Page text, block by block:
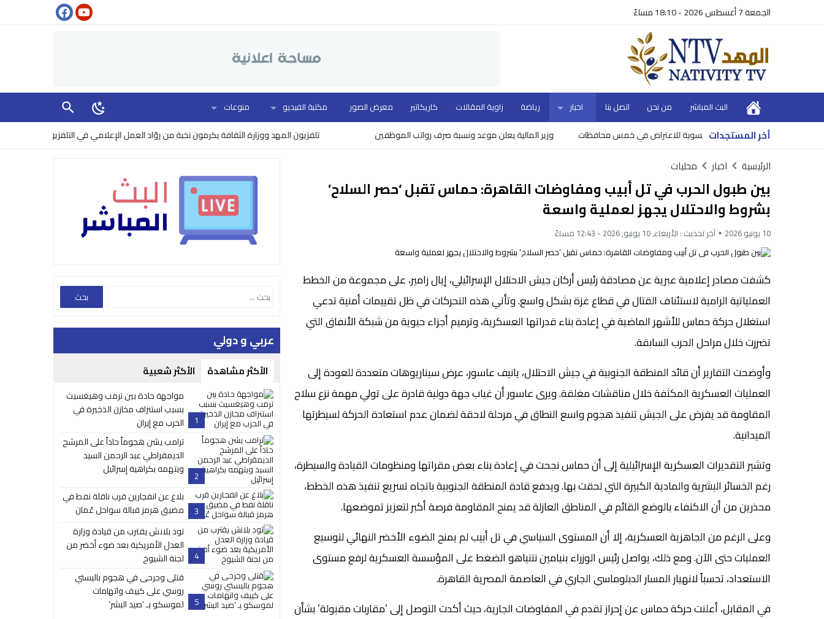
الجمعة 7 أغسطس 2026 - 18:10 مساءً
البث المباشر من نحن اتصل بنا اخبار رياضة زاوية المقالات كاريكاتير معرض الصور مكتبة الفيديو منوعات
أخر المستجدات تلفزيون المهد ووزارة الثقافة يكرمون نخبة من روّاد العمل الإعلامي في التلفزيون أحواض تسوية للاعتراض في خمس محافظات وزير المالية يعلن موعد ونسبة صرف رواتب الموظفين
الرئيسية اخبار محليات
بين طبول الحرب في تل أبيب ومفاوضات القاهرة: حماس تقبل ‘حصر السلاح’
بشروط والاحتلال يجهز لعملية واسعة
10 يونيو 2026 آخر تحديث : الأربعاء, 10 يونيو, 2026 - 12:43 مساءً
كشفت مصادر إعلامية عبرية عن مصادقة رئيس أركان جيش الاحتلال الإسرائيلي، إيال زامير، على مجموعة من الخطط
العملياتية الرامية لاستئناف القتال في قطاع غزة بشكل واسع. وتأتي هذه التحركات في ظل تقييمات أمنية تدعي
استغلال حركة حماس للأشهر الماضية في إعادة بناء قدراتها العسكرية، وترميم أجزاء حيوية من شبكة الأنفاق التي
تضررت خلال مراحل الحرب السابقة.
وأوضحت التقارير أن قائد المنطقة الجنوبية في جيش الاحتلال، يانيف عاسور، عرض سيناريوهات متعددة للعودة إلى
العمليات العسكرية المكثفة خلال مناقشات مغلقة. ويرى عاسور أن غياب جهة دولية قادرة على تولي مهمة نزع سلاح
المقاومة قد يفرض على الجيش تنفيذ هجوم واسع النطاق في مرحلة لاحقة لضمان عدم استعادة الحركة لسيطرتها
الميدانية.
وتشير التقديرات العسكرية الإسرائيلية إلى أن حماس نجحت في إعادة بناء بعض مقراتها ومنظومات القيادة والسيطرة،
رغم الخسائر البشرية والمادية الكبيرة التي لحقت بها. ويدفع قادة المنطقة الجنوبية باتجاه تسريع تنفيذ هذه الخطط،
محذرين من أن الاكتفاء بالوضع القائم في المناطق العازلة قد يمنح المقاومة فرصة أكبر لتعزيز تموضعها.
وعلى الرغم من الجاهزية العسكرية، إلا أن المستوى السياسي في تل أبيب لم يمنح الضوء الأخضر النهائي لتوسيع
العمليات حتى الآن. ومع ذلك، يواصل رئيس الوزراء بنيامين نتنياهو الضغط على المؤسسة العسكرية لرفع مستوى
الاستعداد، تحسباً لانهيار المسار الدبلوماسي الجاري في العاصمة المصرية القاهرة.
في المقابل، أعلنت حركة حماس عن إحراز تقدم في المفاوضات الجارية، حيث أكدت التوصل إلى ‘مقاربات مقبولة’ بشأن
عربي و دولي
الأكثر مشاهدة الأكثر شعبية
1
مواجهة حادة بين ترمب وهيغسيث
بسبب استنزاف مخازن الذخيرة في
الحرب مع إيران
2
ترامب يشن هجوماً حاداً على المرشح
الديمقراطي عبد الرحمن السيد
ويتهمه بكراهية إسرائيل
3
بلاغ عن انفجارين قرب ناقلة نفط في
مضيق هرمز قبالة سواحل عُمان
4
تود بلانش يقترب من قيادة وزارة
العدل الأمريكية بعد ضوء أخضر من
لجنة الشيوخ
5
قتلى وجرحى في هجوم باليستي
روسي على كييف واتهامات
لموسكو بـ ‘صيد البشر’